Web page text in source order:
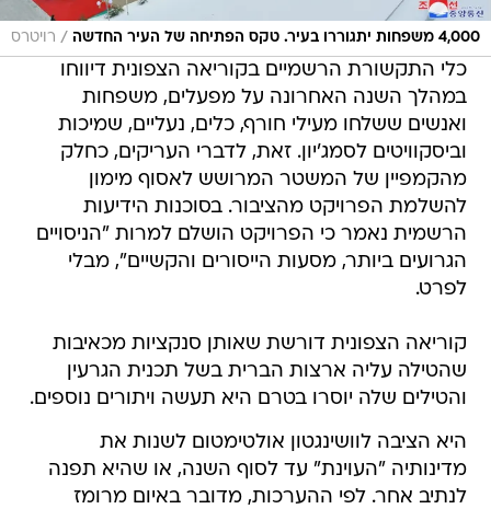
4,000 משפחות יתגוררו בעיר. טקס הפתיחה של העיר החדשה / רויטרס
כלי התקשורת הרשמיים בקוריאה הצפונית דיווחו
במהלך השנה האחרונה על מפעלים, משפחות
ואנשים ששלחו מעילי חורף, כלים, נעליים, שמיכות
וביסקוויטים לסמג'יון. זאת, לדברי העריקים, כחלק
מהקמפיין של המשטר המרושש לאסוף מימון
להשלמת הפרויקט מהציבור. בסוכנות הידיעות
הרשמית נאמר כי הפרויקט הושלם למרות "הניסויים
הגרועים ביותר, מסעות הייסורים והקשיים", מבלי
לפרט.
קוריאה הצפונית דורשת שאותן סנקציות מכאיבות
שהטילה עליה ארצות הברית בשל תכנית הגרעין
והטילים שלה יוסרו בטרם היא תעשה ויתורים נוספים.
היא הציבה לוושינגטון אולטימטום לשנות את
מדינותיה "העוינת" עד לסוף השנה, או שהיא תפנה
לנתיב אחר. לפי ההערכות, מדובר באיום מרומז